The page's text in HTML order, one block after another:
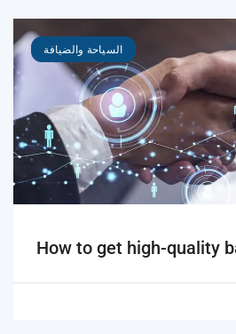
السياحة والضيافة
How to get high-quality